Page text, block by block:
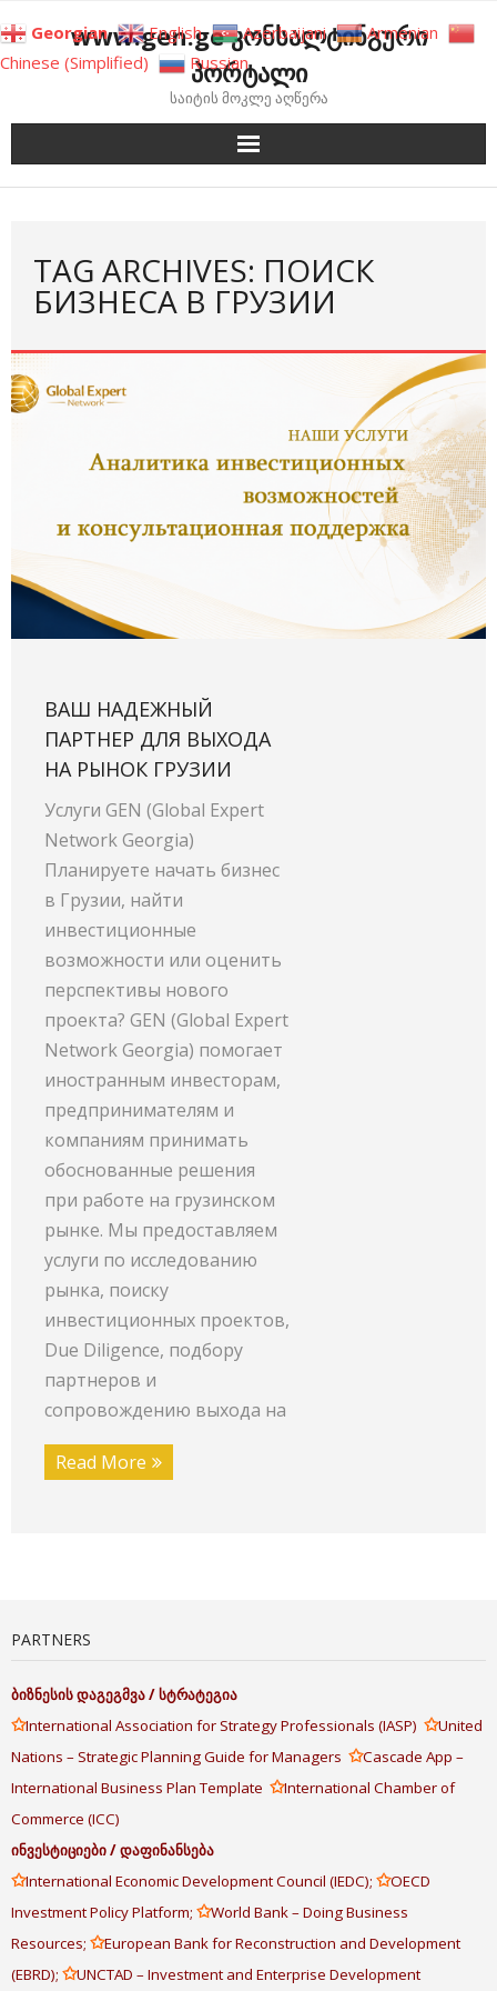
to
content
www.gen.ge კონსალტინგური
პორტალი
საიტის მოკლე აღწერა
TAG ARCHIVES: ПОИСК
БИЗНЕСА В ГРУЗИИ
ВАШ НАДЕЖНЫЙ
ПАРТНЕР ДЛЯ ВЫХОДА
НА РЫНОК ГРУЗИИ
Услуги GEN (Global Expert
Network Georgia)
Планируете начать бизнес
в Грузии, найти
инвестиционные
возможности или оценить
перспективы нового
проекта? GEN (Global Expert
Network Georgia) помогает
иностранным инвесторам,
предпринимателям и
компаниям принимать
обоснованные решения
при работе на грузинском
рынке. Мы предоставляем
услуги по исследованию
рынка, поиску
инвестиционных проектов,
Due Diligence, подбору
партнеров и
сопровождению выхода на
Read More
PARTNERS
ბიზნესისდაგეგმვა/სტრატეგია
✩International Association for Strategy Professionals (IASP) ✩United
Nations – Strategic Planning Guide for Managers ✩Cascade App –
International Business Plan Template ✩International Chamber of
Commerce (ICC)
ინვესტიციები/დაფინანსება
✩International Economic Development Council (IEDC); ✩OECD
Investment Policy Platform; ✩World Bank – Doing Business
Resources; ✩European Bank for Reconstruction and Development
(EBRD); ✩UNCTAD – Investment and Enterprise Development
Georgian English Azerbaijani
Armenian
Chinese (Simplified)
Russian